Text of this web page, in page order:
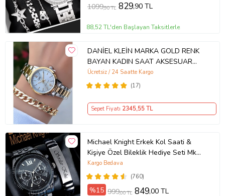
1099,90 TL 829,90 TL
88,52 TL'den Başlayan Taksitlerle
DANİEL KLEİN MARKA GOLD RENK
BAYAN KADIN SAAT AKSESUAR
BİLEKLİK HEDİYELİ
(17)
Ücretsiz / 24 Saatte Kargo
Sepet Fiyatı 2345,55 TL
Michael Knight Erkek Kol Saati &
Kişiye Özel Bileklik Hediye Seti Mk
SiyahİçiGümüş
(760)
Kargo Bedava
%15 999,00 TL 849,00 TL